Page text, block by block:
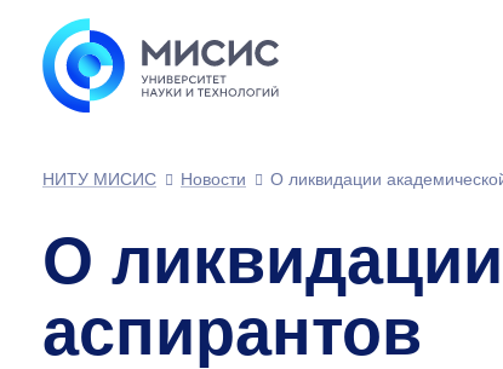
НИТУ МИСИС
Новости О ликвидации
О
аспирантов